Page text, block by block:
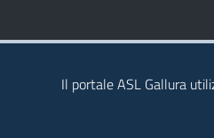
Il portale ASL Gallura